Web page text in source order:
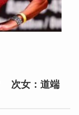
次女：道端